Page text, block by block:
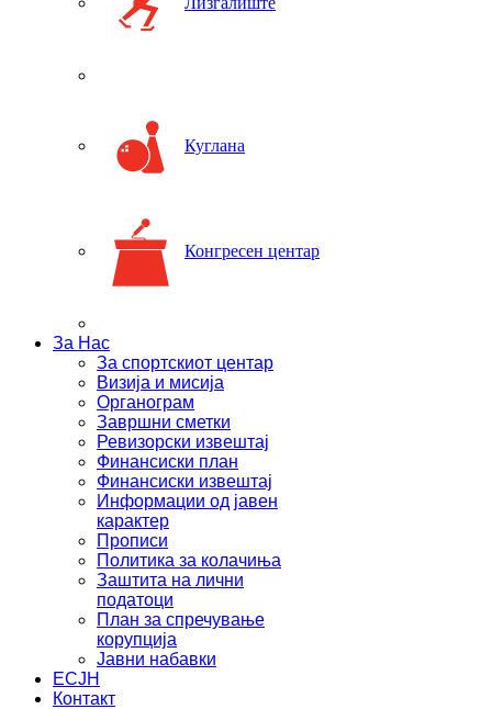
Куглана
Конгресен центар
За Нас
За спортскиот центар
Визија и мисија
Органограм
Завршни сметки
Ревизорски извештај
Финансиски план
Финансиски извештај
Информации од јавен
карактер
Прописи
Политика за колачиња
Заштита на лични
податоци
План за спречување
корупција
Јавни набавки
ЕСЈН
Контакт